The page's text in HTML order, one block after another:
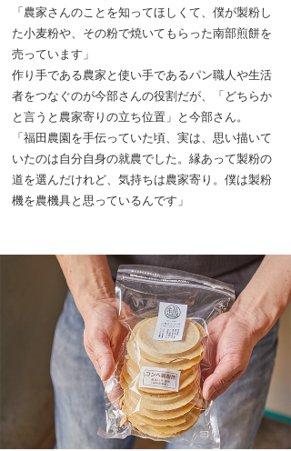
「農家さんのことを知ってほしくて、僕が製粉し
た小麦粉や、その粉で焼いてもらった南部煎餅を
売っています」
作り手である農家と使い手であるパン職人や生活
者をつなぐのが今部さんの役割だが、「どちらか
と言うと農家寄りの立ち位置」と今部さん。
「福田農園を手伝っていた頃、実は、思い描いて
いたのは自分自身の就農でした。縁あって製粉の
道を選んだけれど、気持ちは農家寄り。僕は製粉
機を農機具と思っているんです」